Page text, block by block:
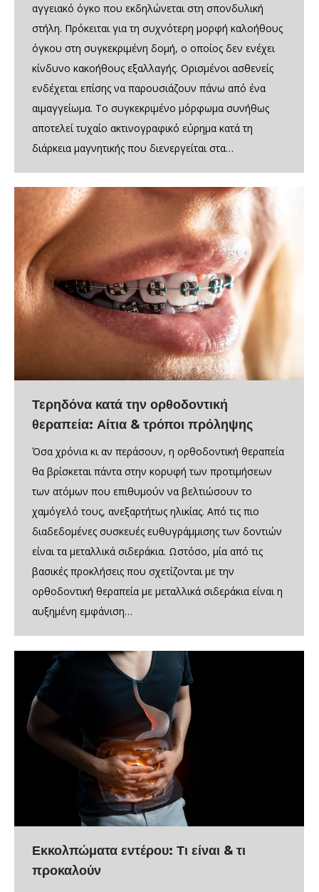
αγγειακό όγκο που εκδηλώνεται στη σπονδυλική
στήλη. Πρόκειται για τη συχνότερη μορφή καλοήθους
όγκου στη συγκεκριμένη δομή, ο οποίος δεν ενέχει
κίνδυνο κακοήθους εξαλλαγής. Ορισμένοι ασθενείς
ενδέχεται επίσης να παρουσιάζουν πάνω από ένα
αιμαγγείωμα. Το συγκεκριμένο μόρφωμα συνήθως
αποτελεί τυχαίο ακτινογραφικό εύρημα κατά τη
διάρκεια μαγνητικής που διενεργείται στα…
Τερηδόνα κατά την ορθοδοντική
θεραπεία: Αίτια & τρόποι πρόληψης
Όσα χρόνια κι αν περάσουν, η ορθοδοντική θεραπεία
θα βρίσκεται πάντα στην κορυφή των προτιμήσεων
των ατόμων που επιθυμούν να βελτιώσουν το
χαμόγελό τους, ανεξαρτήτως ηλικίας. Από τις πιο
διαδεδομένες συσκευές ευθυγράμμισης των δοντιών
είναι τα μεταλλικά σιδεράκια. Ωστόσο, μία από τις
βασικές προκλήσεις που σχετίζονται με την
ορθοδοντική θεραπεία με μεταλλικά σιδεράκια είναι η
αυξημένη εμφάνιση…
Εκκολπώματα εντέρου: Τι είναι & τι
προκαλούν